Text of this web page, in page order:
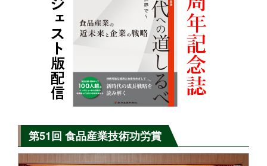
第51回 食品産業技術功労賞